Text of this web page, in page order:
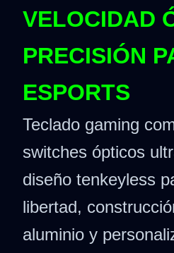
VELOCIDAD
PRECISIÓN
ESPORTS
Teclado gaming
switches ópticos
diseño tenkeyless
libertad,
aluminio y